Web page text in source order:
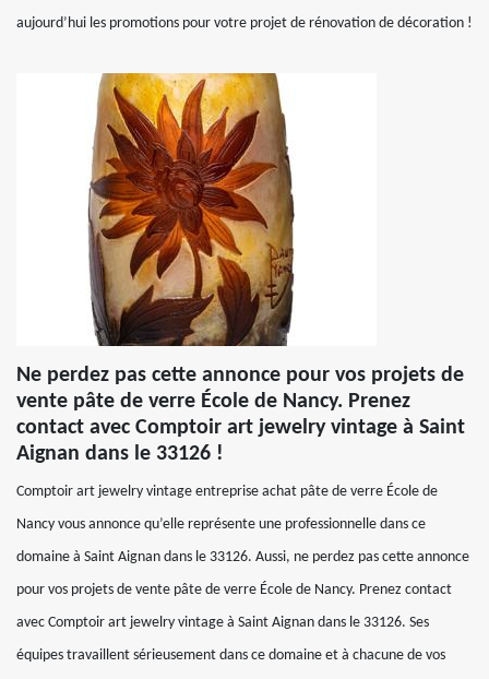
aujourd’hui les promotions pour votre projet de rénovation de décoration !
Ne perdez pas cette annonce pour vos projets de
vente pâte de verre École de Nancy. Prenez
contact avec Comptoir art jewelry vintage à Saint
Aignan dans le 33126 !
Comptoir art jewelry vintage entreprise achat pâte de verre École de
Nancy vous annonce qu’elle représente une professionnelle dans ce
domaine à Saint Aignan dans le 33126. Aussi, ne perdez pas cette annonce
pour vos projets de vente pâte de verre École de Nancy. Prenez contact
avec Comptoir art jewelry vintage à Saint Aignan dans le 33126. Ses
équipes travaillent sérieusement dans ce domaine et à chacune de vos